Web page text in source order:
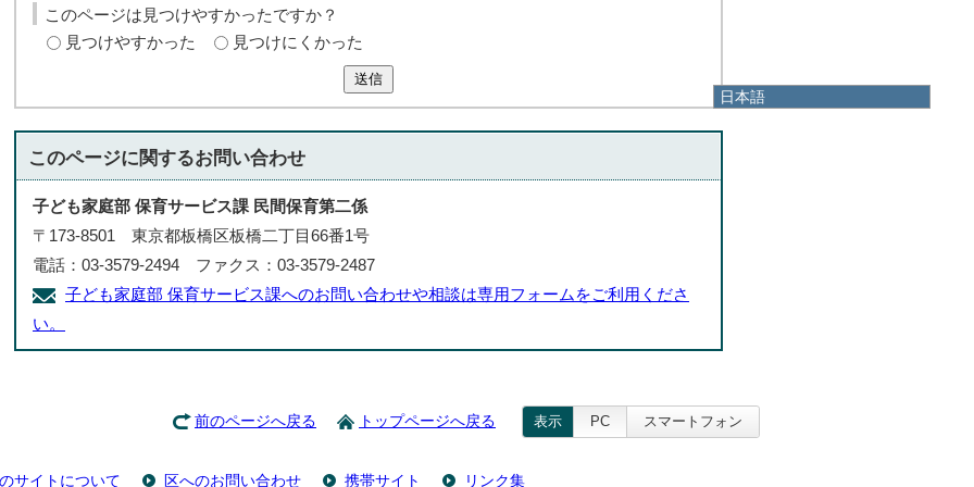
日本語
このページは見つけやすかったですか？
見つけやすかった
見つけにくかった
送信
このページに関するお問い合わせ
子ども家庭部 保育サービス課 民間保育第二係
〒173-8501 東京都板橋区板橋二丁目66番1号
電話：03-3579-2494 ファクス：03-3579-2487
子ども家庭部 保育サービス課へのお問い合わせや相談は専用フォームをご利用くださ
い。
前のページへ戻る トップページへ戻る 表示 PC スマートフォン
サイトについて 区へのお問い合わせ 携帯サイト リンク集